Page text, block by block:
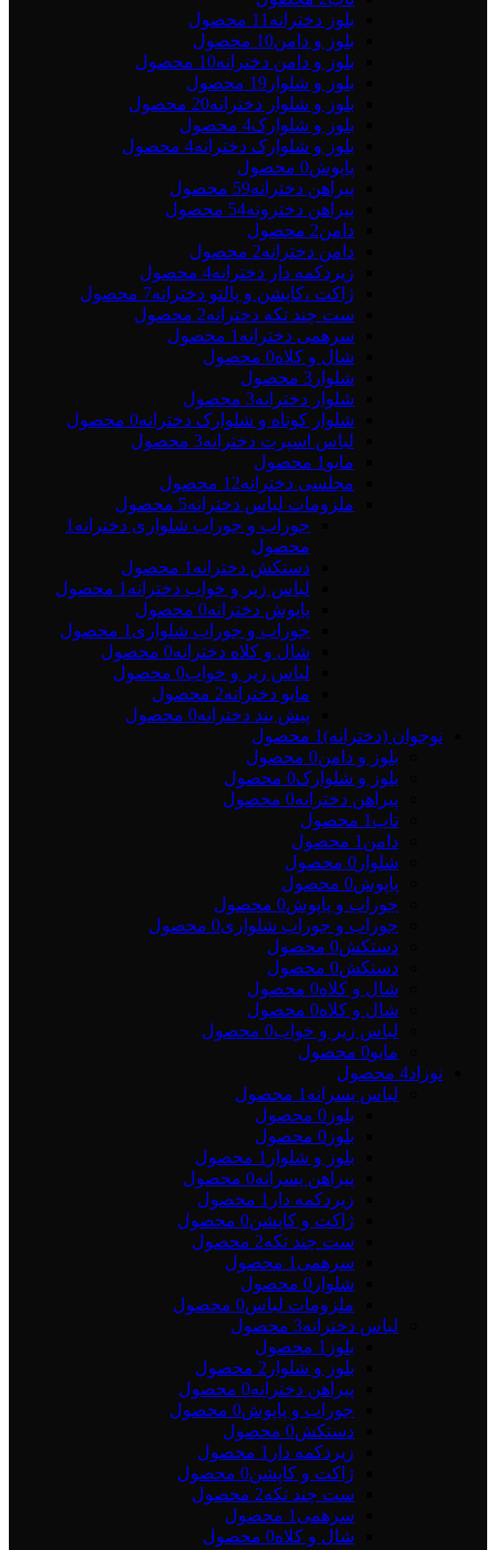
بلوز دخترانه 11 محصول
بلوز و دامن10 محصول
بلوز و دامن دخترانه10 محصول
بلوز و شلوار 19 محصول
بلوز و شلوار دخترانه20 محصول
بلوز و شلوارک4 محصول
بلوز و شلوارک دخترانه4 محصول
پاپوش0 محصول
پیراهن دخترانه59 محصول
پیراهن دخترونه54 محصول
دامن2 محصول
دامن دخترانه2 محصول
زیردکمه دار دخترانه4 محصول
ژاکت ،کاپشن و پالتو دخترانه7 محصول
ست چند تکه دخترانه2 محصول
سرهمی دخترانه 1 محصول
شال و کلاه0 محصول
شلوار 3 محصول
شلوار دخترانه3 محصول
شلوار کوتاه و شلوارک دخترانه0 محصول
لباس اسپرت دخترانه3 محصول
مایو 1 محصول
مجلسی دخترانه12 محصول
ملزومات لباس دخترانه5 محصول
جوراب و جوراب شلواری دخترانه 1
محصول
دستکش دخترانه 1 محصول
لباس زیر و خواب دخترانه 1 محصول
پاپوش دخترانه0 محصول
جوراب و جوراب شلواری 1 محصول
شال و کلاه دخترانه0 محصول
لباس زیر و خواب0 محصول
مایو دخترانه2 محصول
پیش بند دخترانه0 محصول
نوجوان (دخترانه)1 محصول
بلوز و دامن0 محصول
بلوز و شلوارک0 محصول
پیراهن دخترانه0 محصول
تاپ 1 محصول
دامن 1 محصول
شلوار 0 محصول
پاپوش0 محصول
جوراب و پاپوش0 محصول
جوراب و جوراب شلواری0 محصول
دستکش0 محصول
دستکش0 محصول
شال و کلاه0 محصول
شال و کلاه0 محصول
لباس زیر و خواب0 محصول
مایو0 محصول
نوزاد4 محصول
لباس پسرانه 1 محصول
بلوز 0 محصول
بلوز 0 محصول
بلوز و شلوار 1 محصول
پیراهن پسرانه0 محصول
زیردکمه دار 1 محصول
ژاکت و کاپشن0 محصول
ست چند تکه2 محصول
سرهمی 1 محصول
شلوار 0 محصول
ملزومات لباس0 محصول
لباس دخترانه3 محصول
بلوز 1 محصول
بلوز و شلوار 2 محصول
پیراهن دخترانه0 محصول
جوراب و پاپوش0 محصول
دستکش0 محصول
زیردکمه دار 1 محصول
ژاکت و کاپشن0 محصول
ست چند تکه2 محصول
سرهمی 1 محصول
شال و کلاه0 محصول